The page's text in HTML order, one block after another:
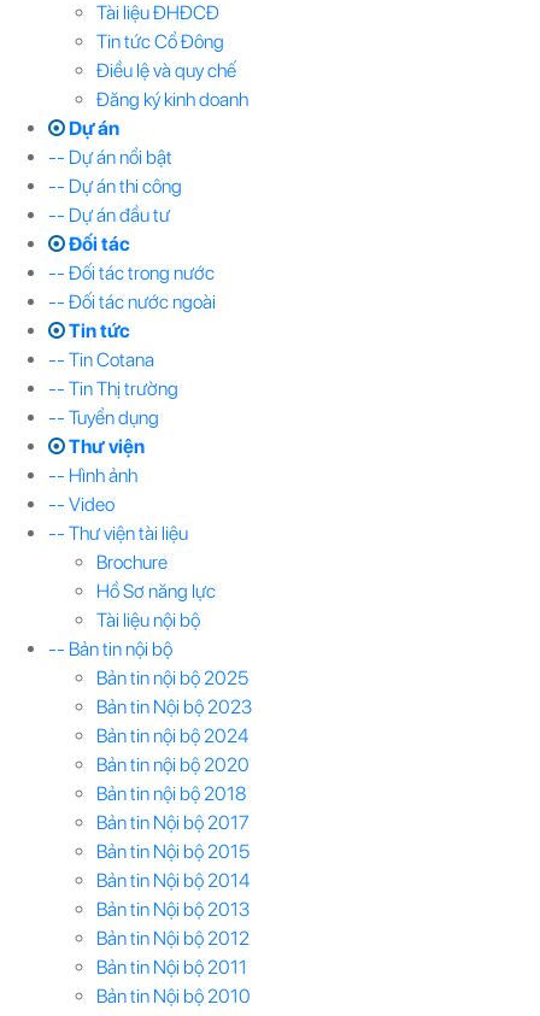
Tài liệu ĐHĐCĐ
Tin tức Cổ Đông
Điều lệ và quy chế
Đăng ký kinh doanh
Dự án
-- Dự án nổi bật
-- Dự án thi công
-- Dự án đầu tư
Đối tác
-- Đối tác trong nước
-- Đối tác nước ngoài
Tin tức
-- Tin Cotana
-- Tin Thị trường
-- Tuyển dụng
Thư viện
-- Hình ảnh
-- Video
-- Thư viện tài liệu
Brochure
Hồ Sơ năng lực
Tài liệu nội bộ
-- Bản tin nội bộ
Bản tin nội bộ 2025
Bản tin Nội bộ 2023
Bản tin nội bộ 2024
Bản tin nội bộ 2020
Bản tin nội bộ 2018
Bản tin Nội bộ 2017
Bản tin Nội bộ 2015
Bản tin Nội bộ 2014
Bản tin Nội bộ 2013
Bản tin Nội bộ 2012
Bản tin Nội bộ 2011
Bản tin Nội bộ 2010